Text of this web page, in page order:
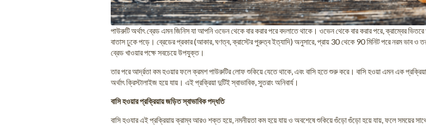
পাউরুটি অর্থাৎ ব্রেড এমন জিনিস যা আপনি ওভেন থেকে বার করার পরে বদলাতে থাকে। ওভেন থেকে বার করার পরে, ক্রাম্বের ভিতরে
বাতাস ঢুকে পড়ে। ব্রেডের প্রকার (আকার, ঘণত্ব, ক্রাস্টের পুরুত্ব ইত্যাদি) অনুসারে, প্রায় 30 থেকে 90 মিনিট পরে নরম ভাব ও
ব্রেড খাওয়ার পক্ষে সবচেয়ে উপযুক্ত।
তার পরে আর্দ্রতা কম হওয়ার ফলে ক্রমশ পাউরুটির লোফ শুকিয়ে যেতে থাকে, এবং বাসি হতে শুরু করে। বাসি হওয়া এমন এক প্রক্রিয়া
অর্থাৎ ক্রিস্টালাইজ হয়ে যায়। এই প্রক্রিয়া দুটিই স্বাভাবিক, সুতরাং অনিবার্য।
বাসি হওয়ার প্রক্রিয়ায় জড়িত স্বাভাবিক পদ্ধতি
বাসি হওযার এই প্রক্রিয়ায় ক্রাম্ব আরও শক্ত হয়ে, নমনীয়তা কম হয়ে যায় ও অবশেষে শুকিয়ে গুঁড়ো গুঁড়ো হয়ে যায়, ফলে সময়ের